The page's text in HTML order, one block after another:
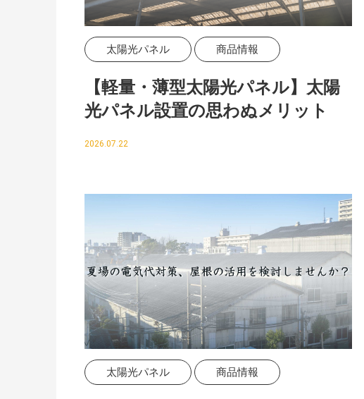
太陽光パネル 商品情報
【軽量・薄型太陽光パネル】太陽
光パネル設置の思わぬメリット
2026.07.22
太陽光パネル 商品情報